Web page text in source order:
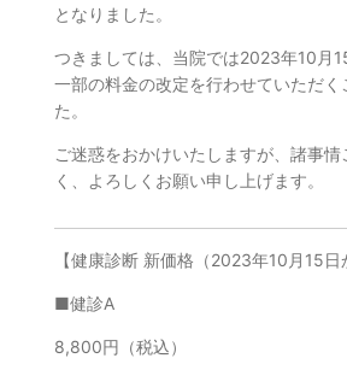
となりました。
つきましては、当院では2023年10月
一部の料金の改定を行わせていただく
た。
ご迷惑をおかけいたしますが、諸事情
く、よろしくお願い申し上げます。
【健康診断 新価格（2023年10月15日
■健診A
8,800円（税込）